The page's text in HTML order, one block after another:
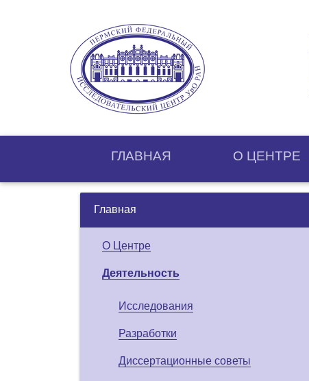
ГЛАВНАЯ О ЦЕНТРE
Главная
О Центре
Деятельность
Исследования
Разработки
Диссертационные советы